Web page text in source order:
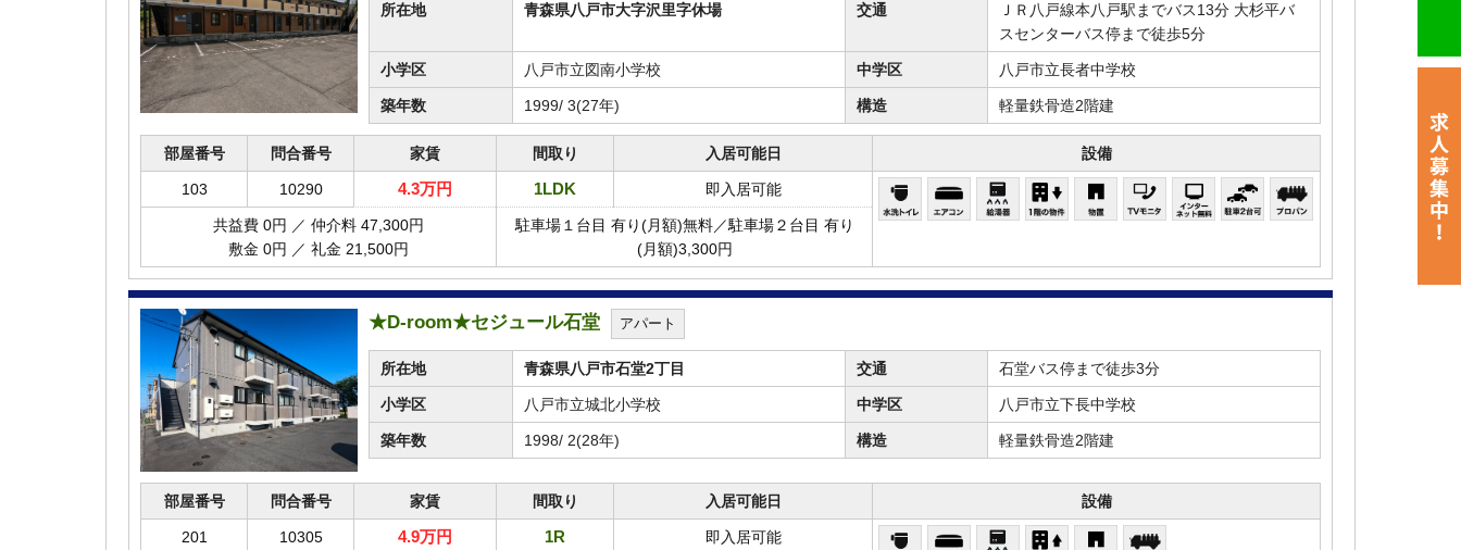
所在地 青森県八戸市大字沢里字休場 交通
ＪＲ八戸線本八戸駅までバス13分 大杉平バ
スセンターバス停まで徒歩5分
小学区 八戸市立図南小学校 中学区 八戸市立長者中学校
築年数 1999/ 3(27年) 構造 軽量鉄骨造2階建
部屋番号 問合番号 家賃 間取り 入居可能日 設備
103 10290 4.3万円 1LDK 即入居可能
共益費 0円 ／ 仲介料 47,300円
敷金 0円 ／ 礼金 21,500円
駐車場１台目 有り(月額)無料／駐車場２台目 有り
(月額)3,300円
★D-room★セジュール石堂 アパート
所在地 青森県八戸市石堂2丁目 交通 石堂バス停まで徒歩3分
小学区 八戸市立城北小学校 中学区 八戸市立下長中学校
築年数 1998/ 2(28年) 構造 軽量鉄骨造2階建
部屋番号 問合番号 家賃 間取り 入居可能日 設備
201 10305 4.9万円 1R 即入居可能